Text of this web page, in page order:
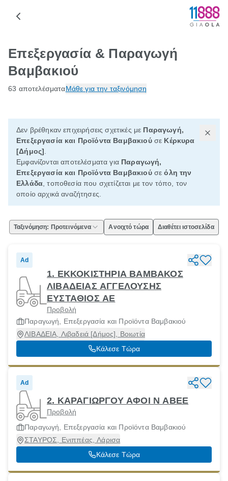
Επεξεργασία & Παραγωγή
Βαμβακιού
63 αποτελέσματαΜάθε για την ταξινόμηση
Δεν βρέθηκαν επιχειρήσεις σχετικές με Παραγωγή,
Επεξεργασία και Προϊόντα Βαμβακιούσε Κέρκυρα
[Δήμος]
Εμφανίζονται αποτελέσματα για Παραγωγή,
Επεξεργασία και Προϊόντα Βαμβακιούσεόλη την
Ελλάδα , τοποθεσία που σχετίζεται με τον τόπο, τον
οποίο αρχικά αναζήτησες.
Ταξινόμηση: Προτεινόμενα Ανοιχτό τώρα Διαθέτει ιστοσελίδα
Ad
1. ΕΚΚΟΚΙΣΤΗΡΙΑ ΒΑΜΒΑΚΟΣ
ΛΙΒΑΔΕΙΑΣ ΑΓΓΕΛΟΥΣΗΣ
ΕΥΣΤΑΘΙΟΣ ΑΕ
Προβολή
Παραγωγή, Επεξεργασία και Προϊόντα Βαμβακιού
ΛΙΒΑΔΕΙΑ, Λιβαδειά [Δήμος], Βοιωτία
Κάλεσε Τώρα
Ad
2. ΚΑΡΑΓΙΩΡΓΟΥ ΑΦΟΙ Ν ΑΒΕΕ
Προβολή
Παραγωγή, Επεξεργασία και Προϊόντα Βαμβακιού
ΣΤΑΥΡΟΣ, Ενιππέας, Λάρισα
Κάλεσε Τώρα